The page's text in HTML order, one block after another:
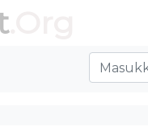
.Org